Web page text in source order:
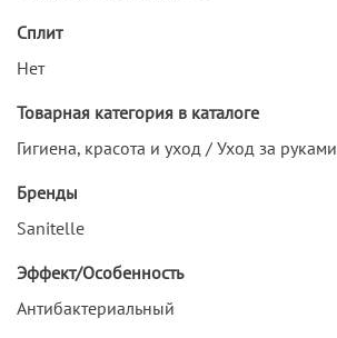
Сплит
Нет
Товарная категория в каталоге
Гигиена, красота и уход / Уход за руками
Бренды
Sanitelle
Эффект/Особенность
Антибактериальный